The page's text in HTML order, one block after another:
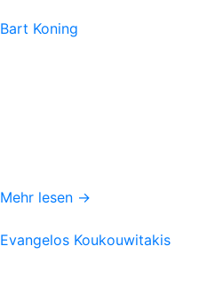
Bart Koning
Mehr lesen →
Evangelos Koukouwitakis